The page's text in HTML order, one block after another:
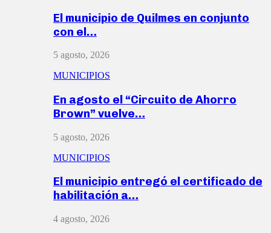
El municipio de Quilmes en conjunto
con el…
5 agosto, 2026
MUNICIPIOS
En agosto el “Circuito de Ahorro
Brown” vuelve…
5 agosto, 2026
MUNICIPIOS
El municipio entregó el certificado de
habilitación a…
4 agosto, 2026